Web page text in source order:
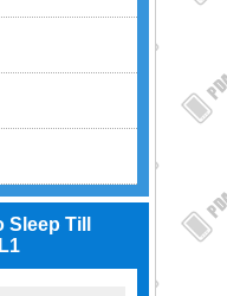
Till